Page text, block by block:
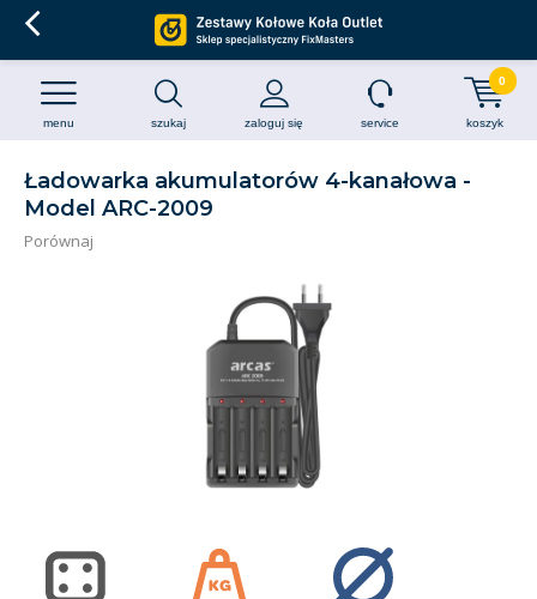
szukaj zaloguj się
menu service koszyk
0
Ładowarka akumulatorów 4-kanałowa -
Model ARC-2009
Porównaj